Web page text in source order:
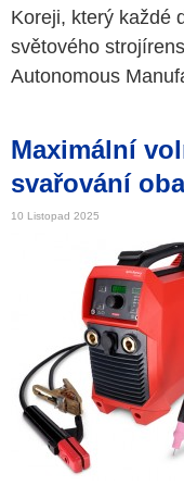
Koreji, který každé
světového
Autonomous
Maximální
svařování
10 Listopad 2025